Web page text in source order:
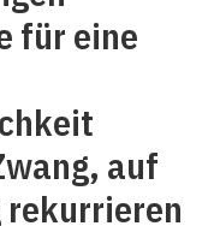
für eine
auf